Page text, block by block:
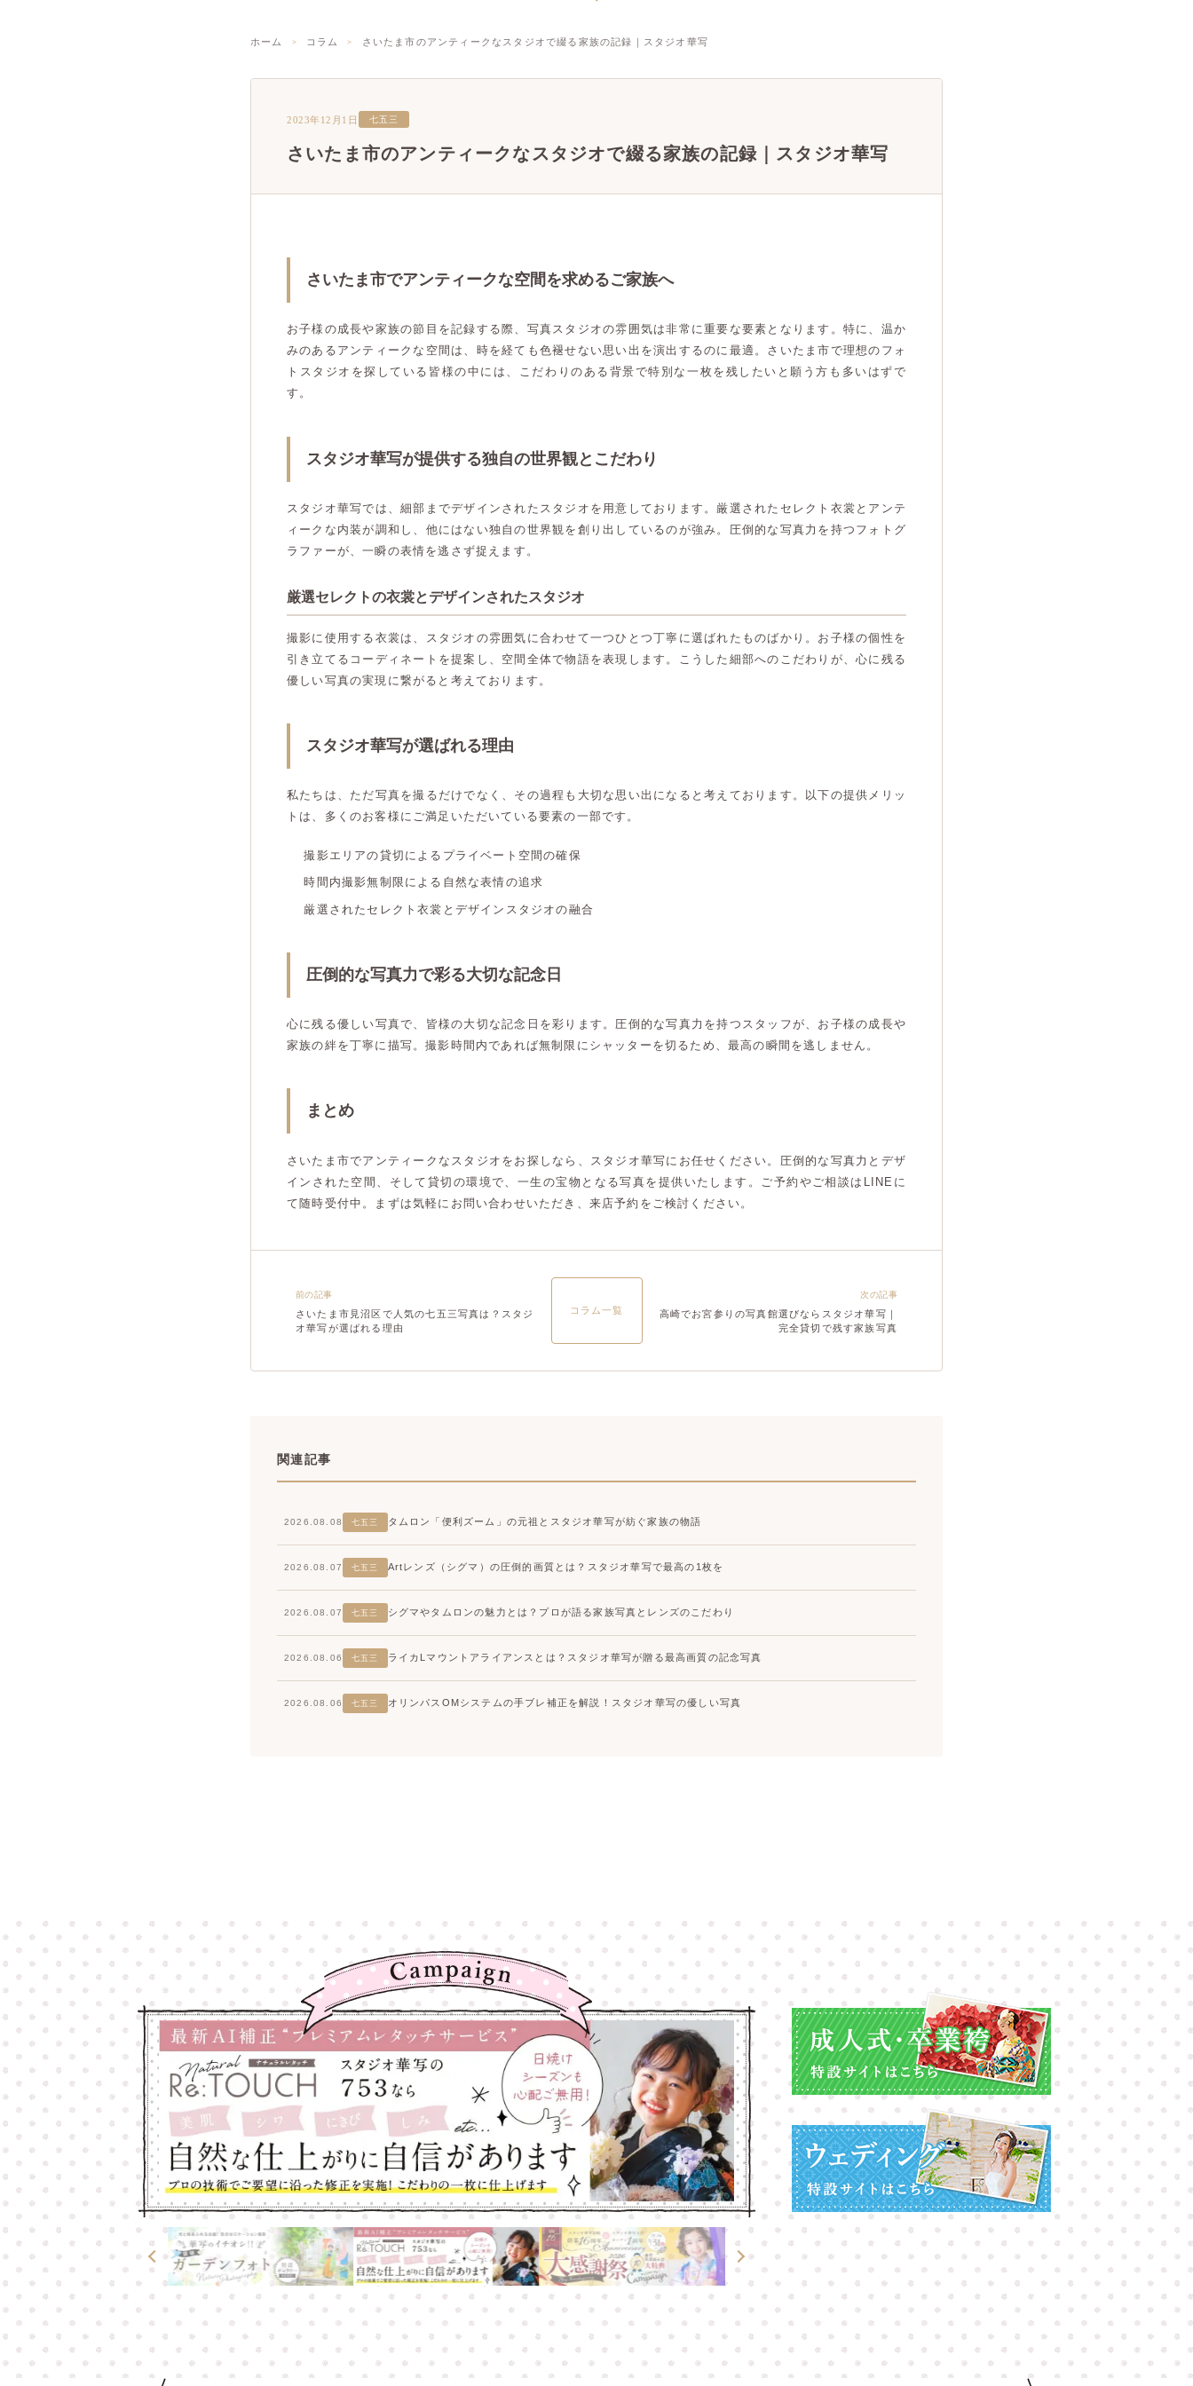
ホーム コラム さいたま市のアンティークなスタジオで綴る家族の記録｜スタジオ華写
2023年12月1日 七五三
さいたま市のアンティークなスタジオで綴る家族の記録｜スタジオ華写
さいたま市でアンティークな空間を求めるご家族へ
お子様の成長や家族の節目を記録する際、写真スタジオの雰囲気は非常に重要な要素となります。特に、温か
みのあるアンティークな空間は、時を経ても色褪せない思い出を演出するのに最適。さいたま市で理想のフォ
トスタジオを探している皆様の中には、こだわりのある背景で特別な一枚を残したいと願う方も多いはずで
す。
スタジオ華写が提供する独自の世界観とこだわり
スタジオ華写では、細部までデザインされたスタジオを用意しております。厳選されたセレクト衣裳とアンテ
ィークな内装が調和し、他にはない独自の世界観を創り出しているのが強み。圧倒的な写真力を持つフォトグ
ラファーが、一瞬の表情を逃さず捉えます。
厳選セレクトの衣裳とデザインされたスタジオ
撮影に使用する衣裳は、スタジオの雰囲気に合わせて一つひとつ丁寧に選ばれたものばかり。お子様の個性を
引き立てるコーディネートを提案し、空間全体で物語を表現します。こうした細部へのこだわりが、心に残る
優しい写真の実現に繋がると考えております。
スタジオ華写が選ばれる理由
私たちは、ただ写真を撮るだけでなく、その過程も大切な思い出になると考えております。以下の提供メリッ
トは、多くのお客様にご満足いただいている要素の一部です。
撮影エリアの貸切によるプライベート空間の確保
時間内撮影無制限による自然な表情の追求
厳選されたセレクト衣裳とデザインスタジオの融合
圧倒的な写真力で彩る大切な記念日
心に残る優しい写真で、皆様の大切な記念日を彩ります。圧倒的な写真力を持つスタッフが、お子様の成長や
家族の絆を丁寧に描写。撮影時間内であれば無制限にシャッターを切るため、最高の瞬間を逃しません。
まとめ
さいたま市でアンティークなスタジオをお探しなら、スタジオ華写にお任せください。圧倒的な写真力とデザ
インされた空間、そして貸切の環境で、一生の宝物となる写真を提供いたします。ご予約やご相談はLINEに
て随時受付中。まずは気軽にお問い合わせいただき、来店予約をご検討ください。
前の記事
さいたま市見沼区で人気の七五三写真は？スタジ
オ華写が選ばれる理由
コラム一覧
次の記事
高崎でお宮参りの写真館選びならスタジオ華写｜
完全貸切で残す家族写真
関連記事
2026.08.08 七五三 タムロン「便利ズーム」の元祖とスタジオ華写が紡ぐ家族の物語
2026.08.07 七五三 Artレンズ（シグマ）の圧倒的画質とは？スタジオ華写で最高の1枚を
2026.08.07 七五三 シグマやタムロンの魅力とは？プロが語る家族写真とレンズのこだわり
2026.08.06 七五三 ライカLマウントアライアンスとは？スタジオ華写が贈る最高画質の記念写真
2026.08.06 七五三 オリンパスOMシステムの手ブレ補正を解説！スタジオ華写の優しい写真
高崎店
高崎店